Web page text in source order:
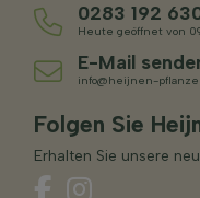
0283 192
Heute geöffnet von
E-Mail
info@heijnen-
Folgen Sie
Erhalten Sie unsere